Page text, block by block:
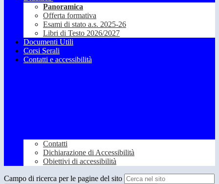
Panoramica
Offerta formativa
Esami di stato a.s. 2025-26
Libri di Testo 2026/2027
Documenti Utili
Corsi Serali
Contatti e accessibilità
Contatti
Dichiarazione di Accessibilità
Obiettivi di accessibilità
Campo di ricerca per le pagine del sito